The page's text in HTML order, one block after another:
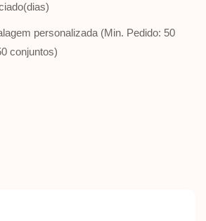
personalizada (Min. Pedido: 50
conjuntos)